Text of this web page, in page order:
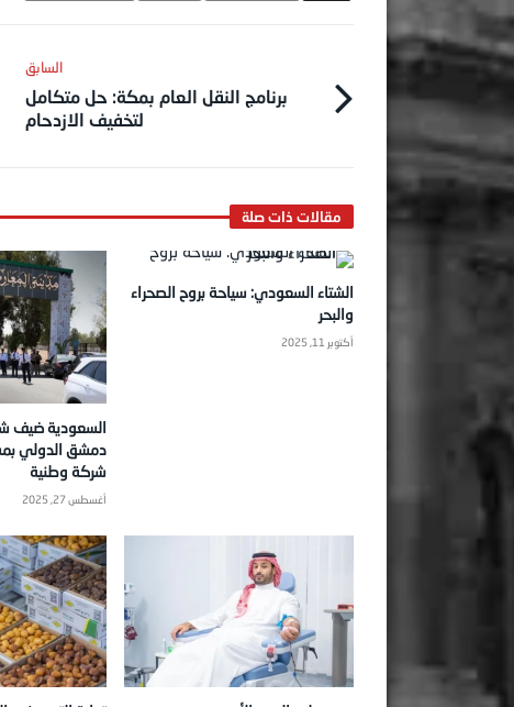
‎السابق
برنامج النقل العام بمكة: حل متكامل
لتخفيف الازدحام
الشتاء السعودي: سياحة بروح الصحراء
والبحر
أكتوبر 11, 2025
السعودية
شركة وطنية
أغسطس 27, 2025